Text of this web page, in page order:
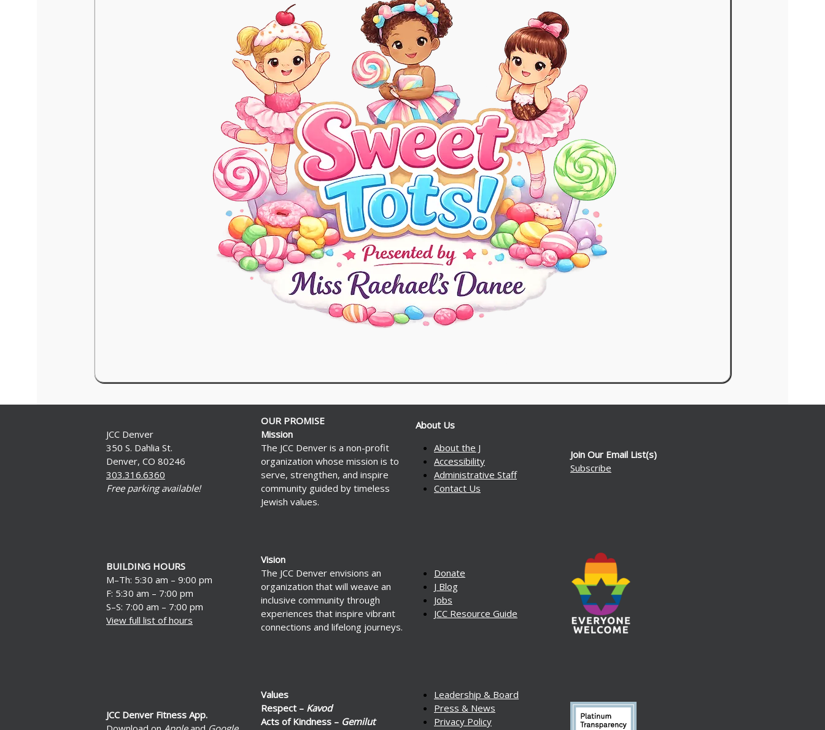
JCC Denver
350 S. Dahlia St.
Denver, CO 80246
303.316.6360
Free parking available!
OUR PROMISE
Mission
The JCC Denver is a non-profit
organization whose mission is to
serve, strengthen, and inspire
community guided by timeless
Jewish values.
About Us
About the J
Accessibility
Administrative Staff
Contact Us
Join Our Email List(s)
Subscribe
BUILDING HOURS
M–Th: 5:30 am – 9:00 pm
F: 5:30 am – 7:00 pm
S–S: 7:00 am – 7:00 pm
View full list of hours
Vision
The JCC Denver envisions an
organization that will weave an
inclusive community through
experiences that inspire vibrant
connections and lifelong journeys.
Donate
J Blog
Jobs
JCC Resource Guide
JCC Denver Fitness App.
Values
Respect – Kavod
Acts of Kindness – Gemilut
Leadership & Board
Press & News
Privacy Policy